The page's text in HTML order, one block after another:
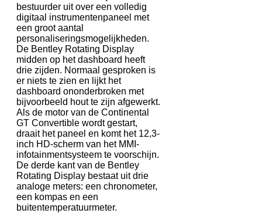
bestuurder uit over een volledig
digitaal instrumentenpaneel met
een groot aantal
personaliseringsmogelijkheden.
De Bentley Rotating Display
midden op het dashboard heeft
drie zijden. Normaal gesproken is
er niets te zien en lijkt het
dashboard ononderbroken met
bijvoorbeeld hout te zijn afgewerkt.
Als de motor van de Continental
GT Convertible wordt gestart,
draait het paneel en komt het 12,3-
inch HD-scherm van het MMI-
infotainmentsysteem te voorschijn.
De derde kant van de Bentley
Rotating Display bestaat uit drie
analoge meters: een chronometer,
een kompas en een
buitentemperatuurmeter.